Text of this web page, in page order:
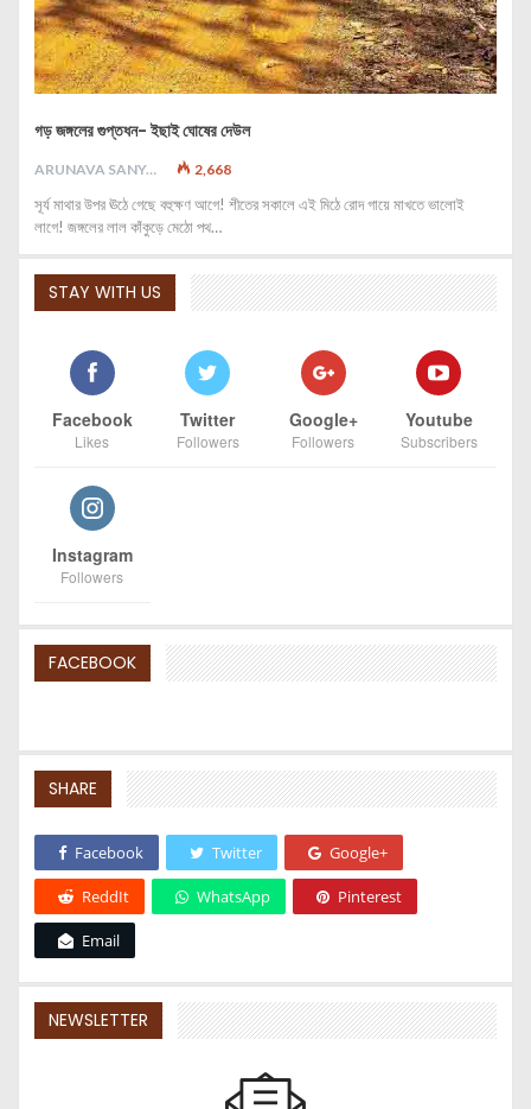
গড় জঙ্গলের গুপ্তধন- ইছাই ঘোষের দেউল
ARUNAVA SANYAL 2,668
সূর্য মাথার উপর ঊঠে গেছে বহুক্ষণ আগে! শীতের সকালে এই মিঠে রোদ গায়ে মাখতে ভালোই
লাগে! জঙ্গলের লাল কাঁকুড়ে মেঠো পথ…
STAY WITH US
Facebook
Likes
Twitter
Followers
Google+
Followers
Youtube
Subscribers
Instagram
Followers
FACEBOOK
SHARE
Facebook Twitter Google+
ReddIt WhatsApp Pinterest
Email
NEWSLETTER